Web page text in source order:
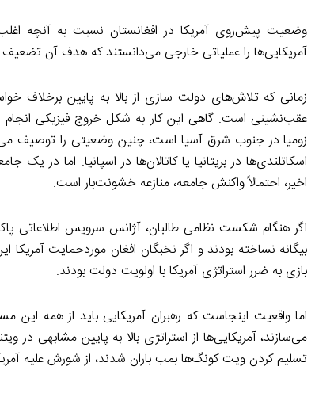
وضعیت پیش‌روی آمریکا در افغانستان نسبت به آنچه
آمریکایی‌ها را عملیاتی خارجی می‌دانستند که هدف آن
زمانی که تلاش‌های دولت سازی از بالا به پایین برخلاف
عقب‌نشینی است. گاهی این کار به شکل خروج فیزیکی
زومیا در جنوب شرق آسیا است، چنین وضعیتی را توصیف
اسکاتلندی‌ها در بریتانیا یا کاتالان‌ها در اسپانیا. اما در
اخیر، احتمالاً واکنش جامعه، منازعه خشونت‌بار است.
اگر هنگام شکست نظامی طالبان، آژانس سرویس اطلاعاتی
بیگانه نساخته بودند و اگر نخبگان افغان موردحمایت
بازی به ضرر استراتژی آمریکا با اولویت دولت بودند.
اما واقعیت اینجاست که رهبران آمریکایی باید از همه
می‌سازند، آمریکایی‌ها از استراتژی بالا به پایین مشابهی
تسلیم کردن ویت کونگ‌ها بمب باران شدند، از شورش علیه